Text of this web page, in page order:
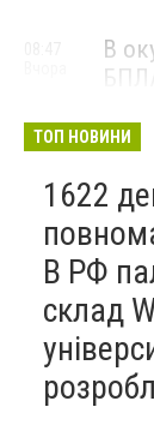
В
—
ТОП НОВИНИ
1622
В РФ
склад